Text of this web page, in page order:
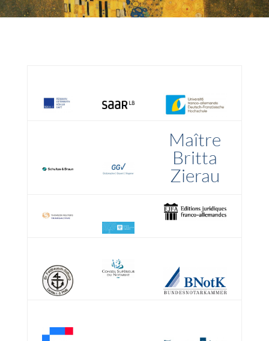
Maître
Britta
Zierau